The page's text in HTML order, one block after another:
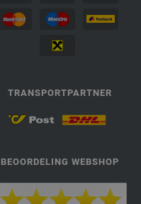
TRANSPORTPARTNER
BEOORDELING WEBSHOP